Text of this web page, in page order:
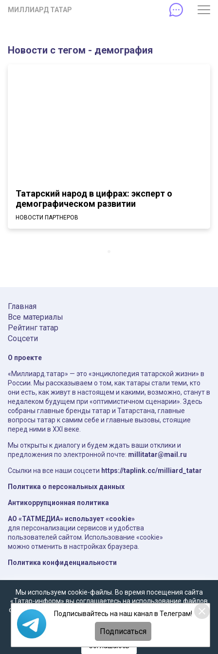
МИЛЛИАРД ТАТАР
Новости с тегом - демография
Татарский народ в цифрах: эксперт о
демографическом развитии
НОВОСТИ ПАРТНЕРОВ
Главная
Все материалы
Рейтинг татар
Соцсети
О проекте
«Миллиард.татар» — это «энциклопедия татарской жизни» в
России. Мы рассказываем о том, как татары стали теми, кто
они есть, как живут в настоящем и какими, возможно, станут в
недалеком будущем при «оптимистичном сценарии». Здесь
собраны главные бренды татар и Татарстана, главные
вопросы татар к самим себе и главные вызовы, стоящие
перед ними в XXI веке.
Мы открыты к диалогу и будем ждать ваши отклики и
предложения по электронной почте: millitatar@mail.ru
Ссылки на все наши соцсети https://taplink.cc/milliard_tatar
Политика о персональных данных
Антикоррупционная политика
АО «ТАТМЕДИА» использует «cookie»
для персонализации сервисов и удобства
пользователей сайтом. Использование «cookie»
можно отменить в настройках браузера.
Политика конфиденциальности
Мы используем cookie-файлы. Во время посещения сайта
«Татар-информ» вы соглашаетесь на использование файлов
cookie в соответствии с настоящим уведомлением, согласием
наобработку персональных данных,Политикой о
персональных данных
Политикой конфиденциальности
Соглашаюсь
Подписывайтесь на наш канал в Телеграм!
Подписаться